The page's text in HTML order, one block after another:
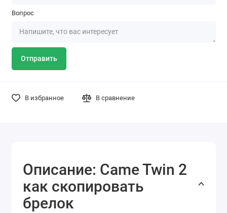
Вопрос
Отправить
В избранное В сравнение
Описание: Came Twin 2
как скопировать
брелок